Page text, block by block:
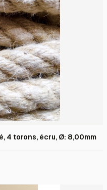
4 torons, écru, Ø: 8,00mm